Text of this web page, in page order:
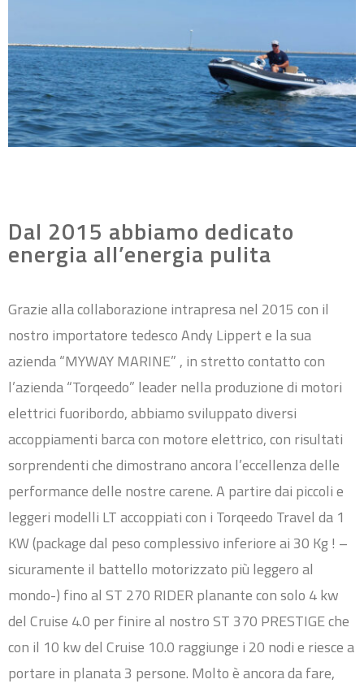
Dal 2015 abbiamo dedicato
energia all’energia pulita
Grazie alla collaborazione intrapresa nel 2015 con il
nostro importatore tedesco Andy Lippert e la sua
azienda “MYWAY MARINE” , in stretto contatto con
l’azienda “Torqeedo” leader nella produzione di motori
elettrici fuoribordo, abbiamo sviluppato diversi
accoppiamenti barca con motore elettrico, con risultati
sorprendenti che dimostrano ancora l’eccellenza delle
performance delle nostre carene. A partire dai piccoli e
leggeri modelli LT accoppiati con i Torqeedo Travel da 1
KW (package dal peso complessivo inferiore ai 30 Kg ! –
sicuramente il battello motorizzato più leggero al
mondo-) fino al ST 270 RIDER planante con solo 4 kw
del Cruise 4.0 per finire al nostro ST 370 PRESTIGE che
con il 10 kw del Cruise 10.0 raggiunge i 20 nodi e riesce a
portare in planata 3 persone. Molto è ancora da fare,